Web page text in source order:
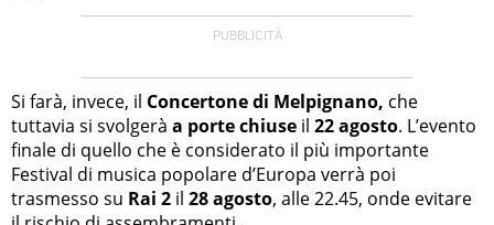
Si farà, invece, il Concertone di Melpignano, che
tuttavia si svolgerà a porte chiuse il 22 agosto. L’evento
finale di quello che è considerato il più importante
Festival di musica popolare d’Europa verrà poi
trasmesso su Rai 2 il 28 agosto, alle 22.45, onde evitare